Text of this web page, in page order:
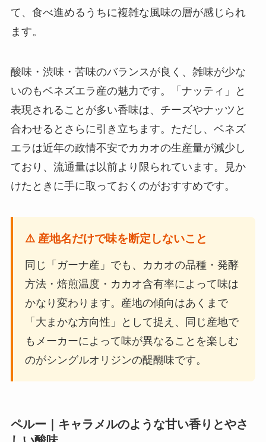
て、食べ進めるうちに複雑な風味の層が感じられ
ます。
酸味・渋味・苦味のバランスが良く、雑味が少な
いのもベネズエラ産の魅力です。「ナッティ」と
表現されることが多い香味は、チーズやナッツと
合わせるとさらに引き立ちます。ただし、ベネズ
エラは近年の政情不安でカカオの生産量が減少し
ており、流通量は以前より限られています。見か
けたときに手に取っておくのがおすすめです。
⚠️ 産地名だけで味を断定しないこと
同じ「ガーナ産」でも、カカオの品種・発酵
方法・焙煎温度・カカオ含有率によって味は
かなり変わります。産地の傾向はあくまで
「大まかな方向性」として捉え、同じ産地で
もメーカーによって味が異なることを楽しむ
のがシングルオリジンの醍醐味です。
ペルー｜キャラメルのような甘い香りとやさ